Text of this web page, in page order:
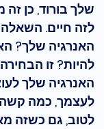
שלך בורוד, כן
לזה חיים.
האנרגיה שלך?
להיות? זו
האנרגיה שלך
לעצמך, כמה קשה
לטוב, גם כשזה